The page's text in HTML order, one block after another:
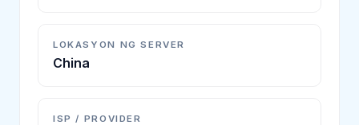
LOKASYON NG SERVER
China
ISP / PROVIDER